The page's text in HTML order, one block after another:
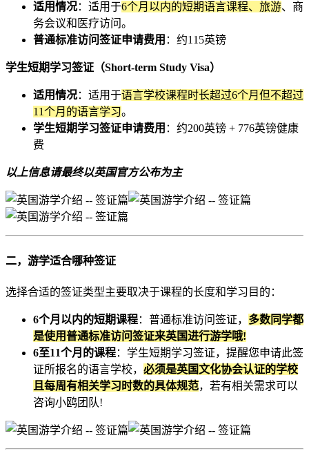
适用情况：适用于6个月以内的短期语言课程、旅游、商
务会议和医疗访问。
普通标准访问签证申请费用 ：约115英镑
学生短期学习签证（Short-term Study Visa）
适用情况：适用于语言学校课程时长超过6个月但不超过
11个月的语言学习。
学生短期学习签证申请费用 ：约200英镑 + 776英镑健康
费
以上信息请最终以英国官方公布为主
二，游学适合哪种签证
选择合适的签证类型主要取决于课程的长度和学习目的：
6个月以内的短期课程：普通标准访问签证， 多数同学都
是使用普通标准访问签证来英国进行游学哦!
6至11个月的课程：学生短期学习签证，提醒您申请此签
证所报名的语言学校， 必须是英国文化协会认证的学校
且每周有相关学习时数的具体规范，若有相关需求可以
咨询小鸥团队!